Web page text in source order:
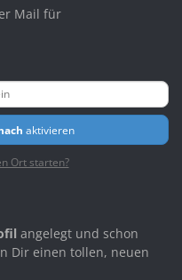
Mail für
aktivieren
Ort starten?
angelegt und schon
Dir einen tollen, neuen